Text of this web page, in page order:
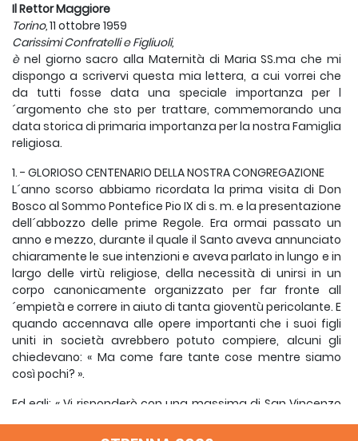
Il Rettor Maggiore
Torino,11 ottobre 1959
Carissimi Confratelli e Figliuoli,
è nel giorno sacro alla Maternità di Maria SS.ma che mi
dispongo a scrivervi questa mia lettera, a cui vorrei che
da tutti fosse data una speciale importanza per l
´argomento che sto per trattare, commemorando una
data storica di primaria importanza per la nostra Famiglia
religiosa.
1. - GLORIOSO CENTENARIO DELLA NOSTRA CONGREGAZIONE
L´anno scorso abbiamo ricordata la prima visita di Don
Bosco al Sommo Pontefice Pio IX di s. m. e la presentazione
dell´abbozzo delle prime Regole. Era ormai passato un
anno e mezzo, durante il quale il Santo aveva annunciato
chiaramente le sue intenzioni e aveva parlato in lungo e in
largo delle virtù religiose, della necessità di unirsi in un
corpo canonicamente organizzato per far fronte all
´empietà e correre in aiuto di tanta gioventù pericolante. E
quando accennava alle opere importanti che i suoi figli
uniti in società avrebbero potuto compiere, alcuni gli
chiedevano: « Ma come fare tante cose mentre siamo
così pochi? ».
Ed egli: « Vi risponderò con una massima di San Vincenzo
de´ Paoli: " Nelle gravi necessità è tempo di far vedere se
veramente confidiamo in Dio. Credetemi: tre operai fanno